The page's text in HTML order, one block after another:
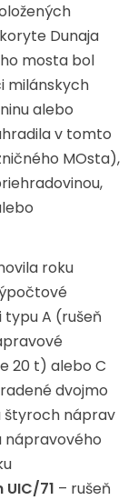
Dunaja
mosta bol
milánskych
alebo
v tomto
MOsta),
roku
A (rušeň
20 t) alebo C
dvojmo
štyroch náprav
nápravového
71 – rušeň